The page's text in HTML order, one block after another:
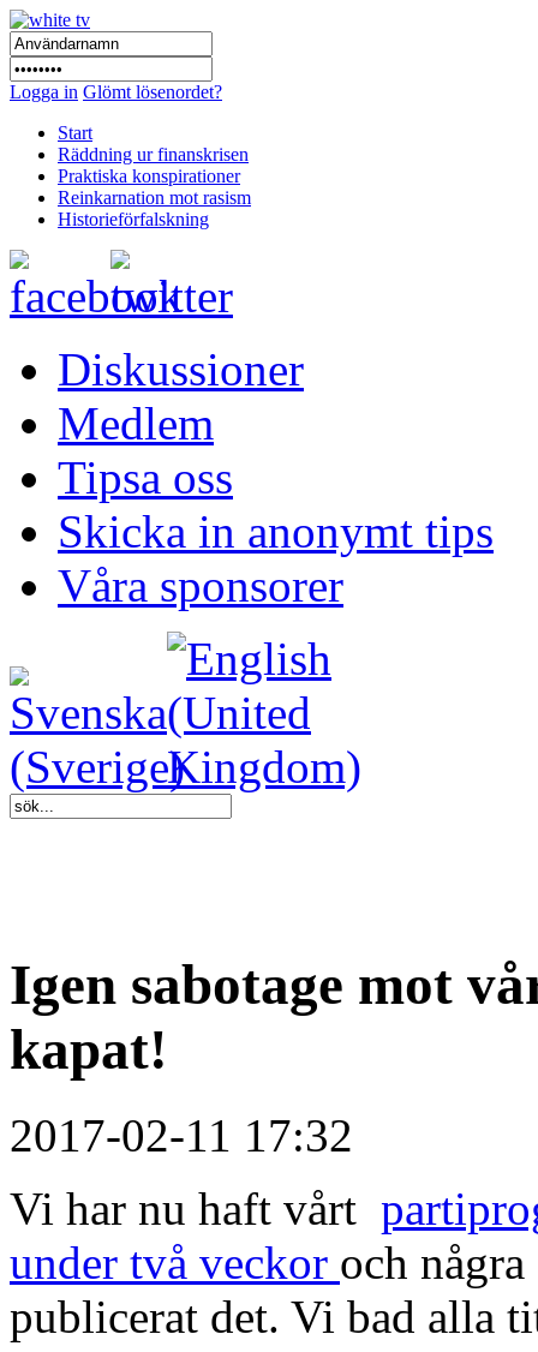
Logga in Glömt lösenordet?
Start
Räddning ur finanskrisen
Praktiska konspirationer
Reinkarnation mot rasism
Historieförfalskning
Diskussioner
Medlem
Tipsa oss
Skicka in anonymt tips
Våra sponsorer
Igen sabotage mot
kapat!
2017-02-11 17:32
Vi har nu haft vårt
under två veckor och
publicerat det. Vi bad alla